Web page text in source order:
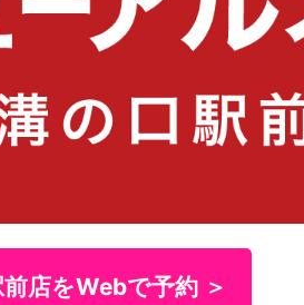
店をWebで予約 ＞